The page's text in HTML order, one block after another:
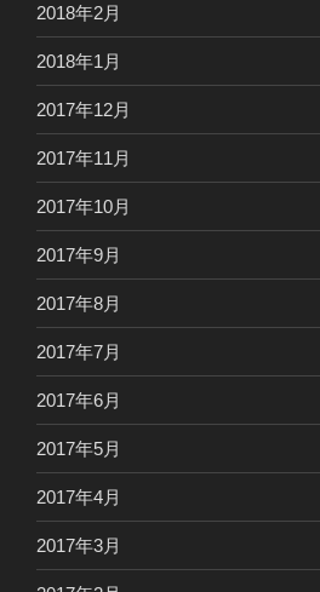
2018年2月
2018年1月
2017年12月
2017年11月
2017年10月
2017年9月
2017年8月
2017年7月
2017年6月
2017年5月
2017年4月
2017年3月